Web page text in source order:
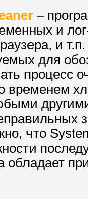
–
и
и
для
процесс
временем
что
обладает